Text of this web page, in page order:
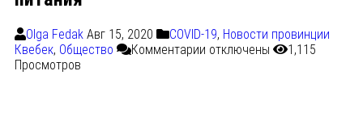
Olga Fedak Авг 15, 2020 COVID-19, Новости провинции
Квебек, Общество Комментарии отключены
1,115
Просмотров